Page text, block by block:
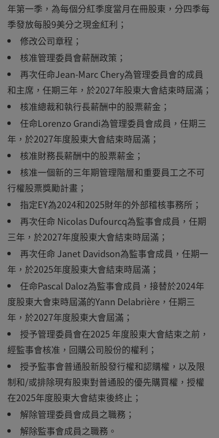
年第一季，為每個分紅季度當月在冊股東，分四季每
季發放每股9美分之現金紅利；
修改公司章程；
核准管理委員會薪酬政策；
再次任命Jean-Marc Chery為管理委員會的成員
和主席，任期三年，於2027年股東大會結束時屆滿；
核准總裁和執行長薪酬中的股票薪金；
任命Lorenzo Grandi為管理委員會成員，任期三
年，於2027年度股東大會結束時屆滿；
核准財務長薪酬中的股票薪金；
核准一個新的三年期管理階層和重要員工之不可
行權股票獎勵計畫；
指定EY為2024和2025財年的外部稽核事務所；
再次任命 Nicolas Dufourcq為監事會成員，任期
三年，於2027年度股東大會結束時屆滿；
再次任命 Janet Davidson為監事會成員，任期一
年，於2025年度股東大會結束時屆滿；
任命Pascal Daloz為監事會成員，接替於2024年
度股東大會束時屆滿的Yann Delabrière，任期三
年，於2027年度股東大會屆滿；
授予管理委員會在2025 年度股東大會結束之前，
經監事會核准，回購公司股份的權利；
授予監事會普通股新股發行權和認購權，以及限
制和/或排除現有股東對普通股的優先購買權，授權
在2025年度股東大會結束後終止；
解除管理委員會成員之職務；
解除監事會成員之職務。